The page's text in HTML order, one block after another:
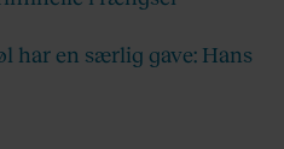
har en særlig gave: Hans